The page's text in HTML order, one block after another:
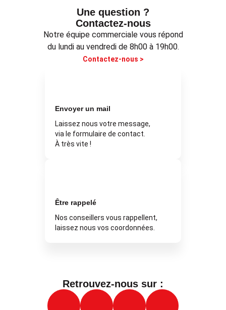
Une question ?
Contactez-nous
Notre équipe commerciale vous répond
du lundi au vendredi de 8h00 à 19h00.
Contactez-nous >
Envoyer un mail
Laissez nous votre message,
via le formulaire de contact.
À très vite !
Être rappelé
Nos conseillers vous rappellent,
laissez nous vos coordonnées.
Retrouvez-nous sur :